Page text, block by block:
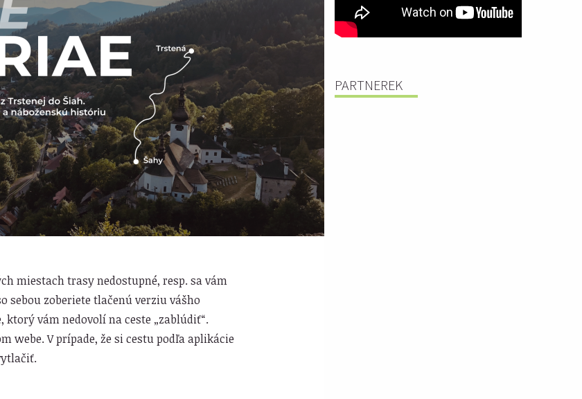
miestach trasy nedostupné, resp. sa vám
sebou zoberiete tlačenú verziu vášho
vám nedovolí na ceste „zablúdiť“.
webe. V prípade, že si cestu podľa aplikácie
PARTNEREK